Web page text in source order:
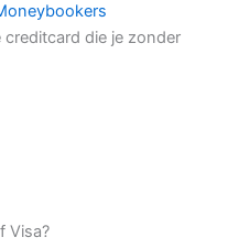
die je zonder
Visa?